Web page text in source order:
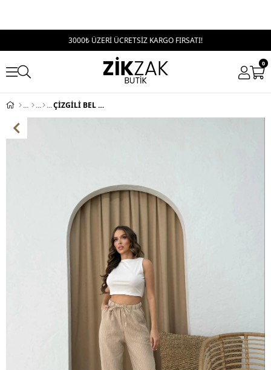
3000₺ ÜZERİ ÜCRETSİZ KARGO FIRSATI!
0
ÇİZGİLİ BEL BAĞCIKLI PALAZZO PANTOLON KAHVE